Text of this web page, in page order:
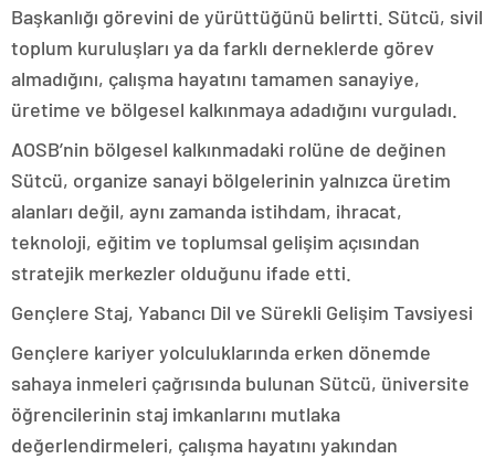
Başkanlığı görevini de yürüttüğünü belirtti. Sütcü, sivil
toplum kuruluşları ya da farklı derneklerde görev
almadığını, çalışma hayatını tamamen sanayiye,
üretime ve bölgesel kalkınmaya adadığını vurguladı.
AOSB’nin bölgesel kalkınmadaki rolüne de değinen
Sütcü, organize sanayi bölgelerinin yalnızca üretim
alanları değil, aynı zamanda istihdam, ihracat,
teknoloji, eğitim ve toplumsal gelişim açısından
stratejik merkezler olduğunu ifade etti.
Gençlere Staj, Yabancı Dil ve Sürekli Gelişim Tavsiyesi
Gençlere kariyer yolculuklarında erken dönemde
sahaya inmeleri çağrısında bulunan Sütcü, üniversite
öğrencilerinin staj imkanlarını mutlaka
değerlendirmeleri, çalışma hayatını yakından